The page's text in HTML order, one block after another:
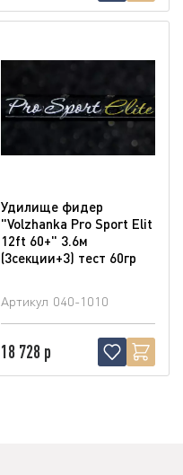
Удилище фидер
"Volzhanka Pro Sport Elit
12ft 60+" 3.6м
(3секции+3) тест 60гр
Артикул 040-1010
18 728 р